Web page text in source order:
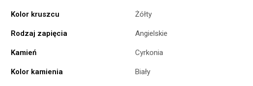
Kolor kruszcu Żółty
Rodzaj zapięcia Angielskie
Kamień Cyrkonia
Kolor kamienia Biały